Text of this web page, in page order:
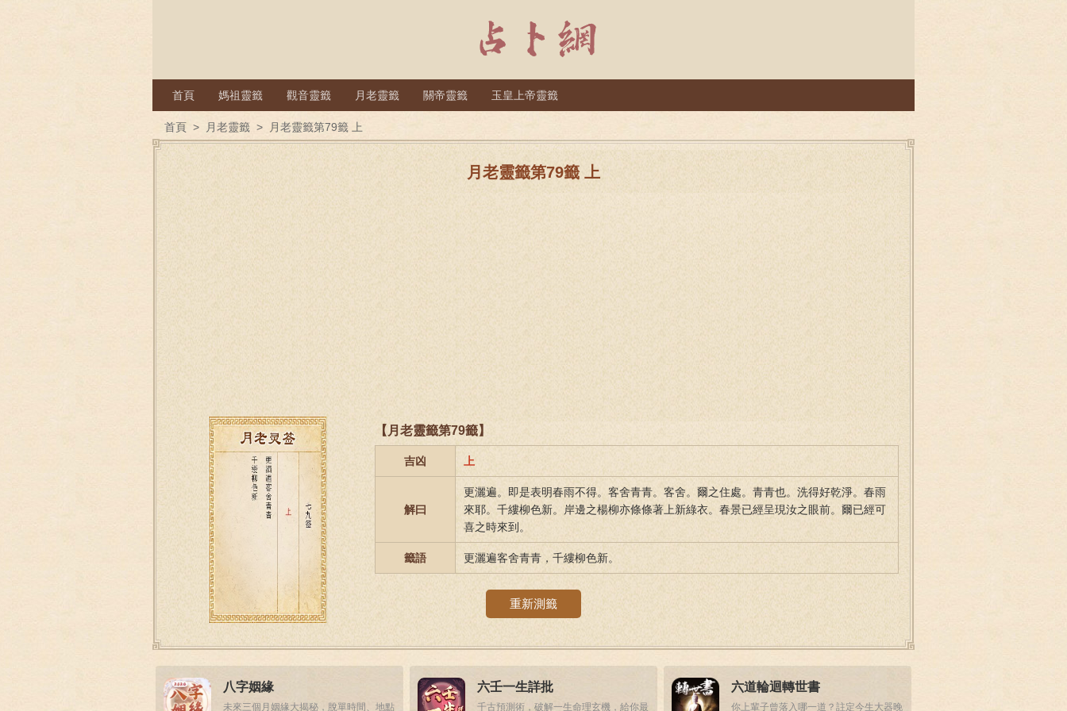
首頁 媽祖靈籤 觀音靈籤 月老靈籤 關帝靈籤 玉皇上帝靈籤
首頁 > 月老靈籤 > 月老靈籤第79籤 上
月老靈籤第79籤 上
【月老靈籤第79籤】
吉凶 上
解曰
更灑遍。即是表明春雨不得。客舍青青。客舍。爾之住處。青青也。洗得好乾淨。春雨
來耶。千縷柳色新。岸邊之楊柳亦條條著上新綠衣。春景已經呈現汝之眼前。爾已經可
喜之時來到。
籤語 更灑遍客舍青青，千縷柳色新。
重新測籤
八字姻緣
未來三個月姻緣大揭秘，脫單時間、地點
六壬一生詳批
千古預測術，破解一生命理玄機，給你最
六道輪迴轉世書
你上輩子曾落入哪一道？註定今生大器晚